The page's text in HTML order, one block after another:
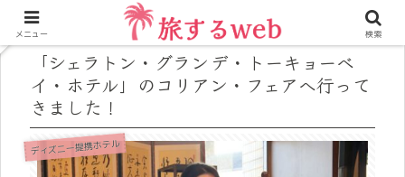
「シェラトン・グランデ・トーキョーベ
イ・ホテル」のコリアン・フェアへ行って
きました！
ディズニー提携ホテル
メニュー 検索